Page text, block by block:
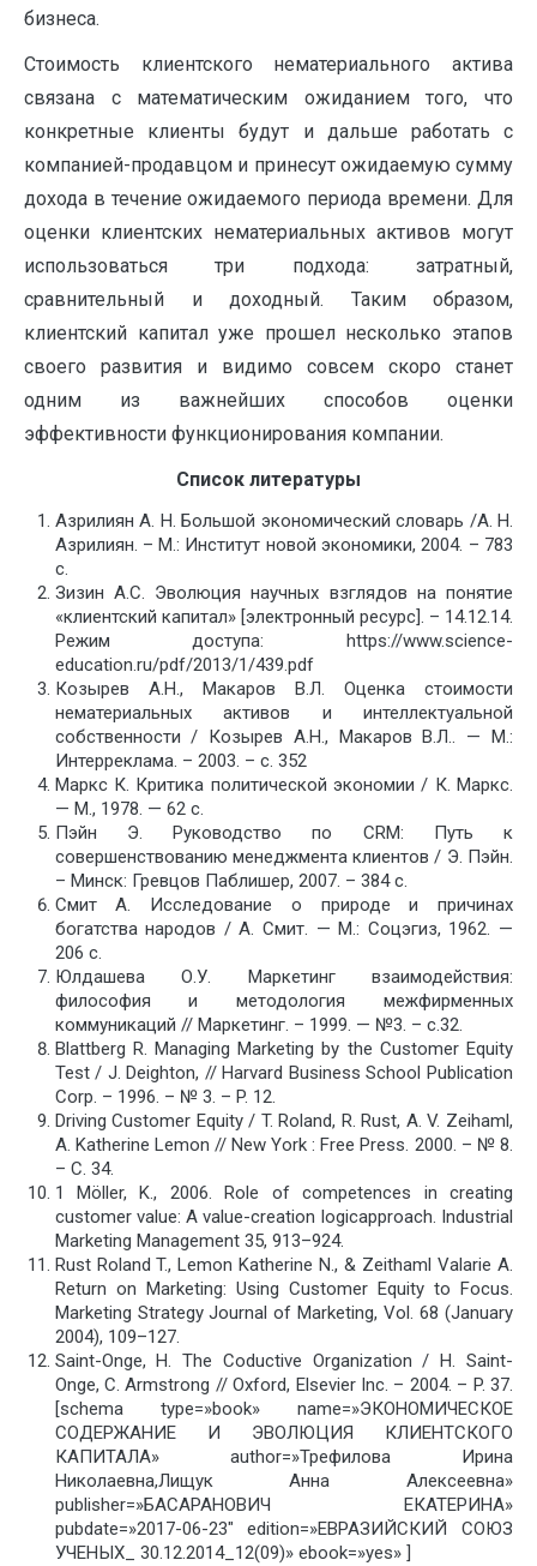
бизнеса.
Стоимость клиентского нематериального актива
связана с математическим ожиданием того, что
конкретные клиенты будут и дальше работать с
компанией-продавцом и принесут ожидаемую сумму
дохода в течение ожидаемого периода времени. Для
оценки клиентских нематериальных активов могут
использоваться три подхода: затратный,
сравнительный и доходный. Таким образом,
клиентский капитал уже прошел несколько этапов
своего развития и видимо совсем скоро станет
одним из важнейших способов оценки
эффективности функционирования компании.
Список литературы
Азрилиян А. Н. Большой экономический словарь /А. Н.
Азрилиян. – М.: Институт новой экономики, 2004. – 783
с.
Зизин А.С. Эволюция научных взглядов на понятие
«клиентский капитал» [электронный ресурс]. – 14.12.14.
Режим доступа: https://www.science-
education.ru/pdf/2013/1/439.pdf
Козырев А.Н., Макаров В.Л. Оценка стоимости
нематериальных активов и интеллектуальной
собственности / Козырев А.Н., Макаров В.Л.. — М.:
Интерреклама. – 2003. – с. 352
Маркс К. Критика политической экономии / К. Маркс.
— М., 1978. — 62 с.
Пэйн Э. Руководство по CRM: Путь к
совершенствованию менеджмента клиентов / Э. Пэйн.
– Минск: Гревцов Паблишер, 2007. – 384 с.
Смит А. Исследование о природе и причинах
богатства народов / А. Смит. — М.: Соцэгиз, 1962. —
206 с.
Юлдашева О.У. Маркетинг взаимодействия:
философия и методология межфирменных
коммуникаций // Маркетинг. – 1999. — №3. – с.32.
Blattberg R. Managing Marketing by the Customer Equity
Test / J. Deighton, // Harvard Business School Publication
Corp. – 1996. – № 3. – P. 12.
Driving Customer Equity / T. Roland, R. Rust, A. V. Zeihaml,
A. Katherine Lemon // New York : Free Press. 2000. – № 8.
– С. 34.
1 Möller, K., 2006. Role of competences in creating
customer value: A value-creation logicapproach. Industrial
Marketing Management 35, 913–924.
Rust Roland T., Lemon Katherine N., & Zeithaml Valarie A.
Return on Marketing: Using Customer Equity to Focus.
Marketing Strategy Journal of Marketing, Vol. 68 (January
2004), 109–127.
Saint-Onge, H. The Coductive Organization / H. Saint-
Onge, С. Armstrong // Oxford, Elsevier Inc. – 2004. – P. 37.
[schema type=»book» name=»ЭКОНОМИЧЕСКОЕ
СОДЕРЖАНИЕ И ЭВОЛЮЦИЯ КЛИЕНТСКОГО
КАПИТАЛА» author=»Трефилова Ирина
Николаевна,Лищук Анна Алексеевна»
publisher=»БАСАРАНОВИЧ ЕКАТЕРИНА»
pubdate=»2017-06-23″ edition=»ЕВРАЗИЙСКИЙ СОЮЗ
УЧЕНЫХ_ 30.12.2014_12(09)» ebook=»yes» ]